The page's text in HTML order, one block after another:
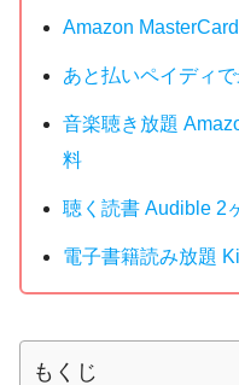
Amazon
あと払いペイディ
音楽聴き放題
料
聴く読書 Audible 2
電子書籍読み放題
もくじ